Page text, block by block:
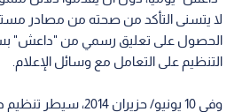
لا يتسنى التأكد من صحته من مصادر
الحصول على تعليق رسمي من "داعش"
التنظيم على التعامل مع وسائل الإعلام.
وفي 10 يونيو/ حزيران